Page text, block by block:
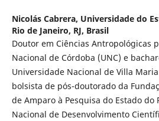
Nicolás Cabrera, Universidade do
Rio de Janeiro, RJ, Brasil
Doutor em Ciências Antropológicas
Nacional de Córdoba (UNC) e
Universidade Nacional de Villa
bolsista de pós-doutorado da
de Amparo à Pesquisa do Estado do
Nacional de Desenvolvimento